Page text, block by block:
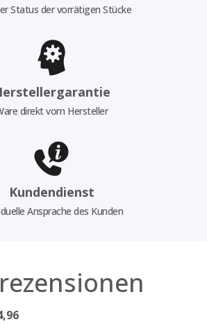
Status der vorrätigen Stücke
direkt vom Hersteller
Kundendienst
Ansprache des Kunden